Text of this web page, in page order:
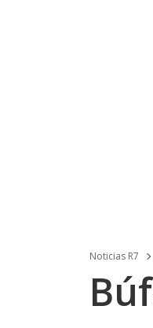
Noticias R7